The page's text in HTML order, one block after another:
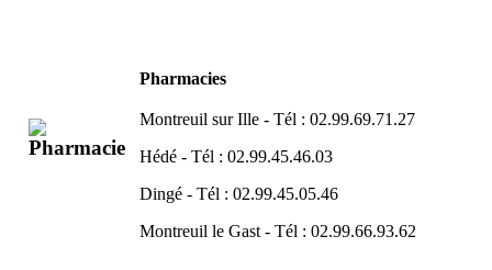
Pharmacies
Montreuil sur Ille - Tél : 02.99.69.71.27
Hédé - Tél : 02.99.45.46.03
Dingé - Tél : 02.99.45.05.46
Montreuil le Gast - Tél : 02.99.66.93.62